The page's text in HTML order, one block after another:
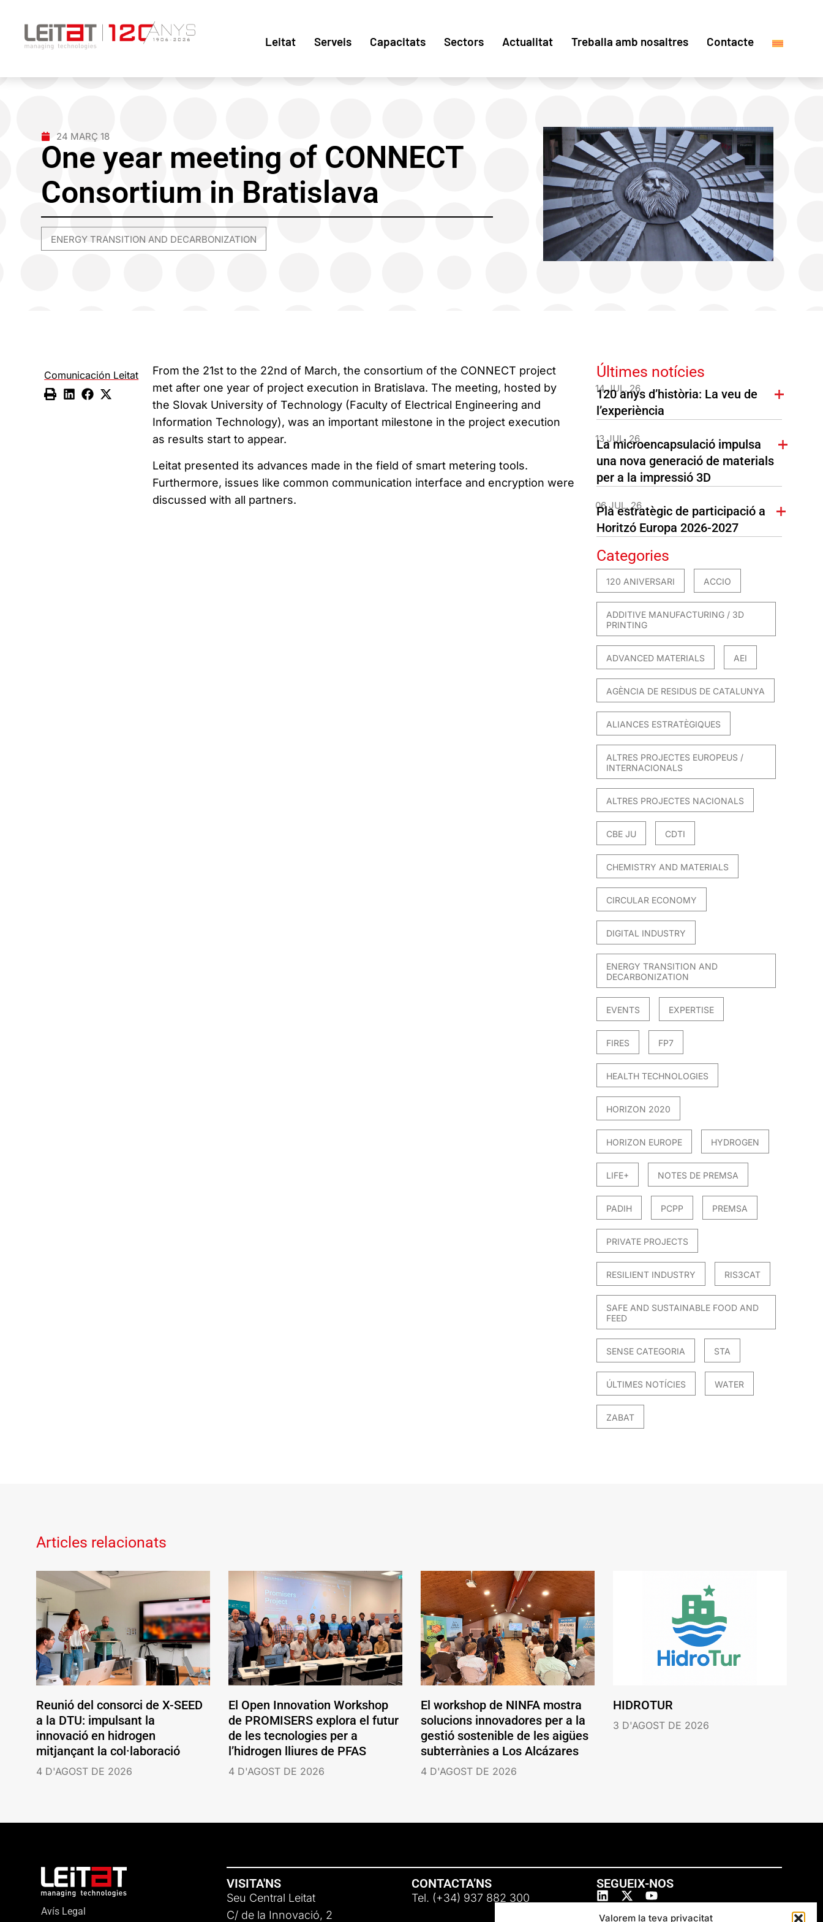
Valorem la teva privacitat
Leitat Serveis Capacitats Sectors Actualitat Treballa amb nosaltres Contacte
24 MARÇ 18
One year meeting of CONNECT
Consortium in Bratislava
ENERGY TRANSITION AND DECARBONIZATION
Comunicación Leitat
From the 21st to the 22nd of March, the consortium of the CONNECT project
met after one year of project execution in Bratislava. The meeting, hosted by
the Slovak University of Technology (Faculty of Electrical Engineering and
Information Technology), was an important milestone in the project execution
as results start to appear.
Leitat presented its advances made in the field of smart metering tools.
Furthermore, issues like common communication interface and encryption were
discussed with all partners.
Últimes notícies
14 JUL. 26
120 anys d’història: La veu de
l’experiència
13 JUL. 26
La microencapsulació impulsa
una nova generació de materials
per a la impressió 3D
06 JUL. 26
Pla estratègic de participació a
Horitzó Europa 2026-2027
Categories
120 ANIVERSARI ACCIO
ADDITIVE MANUFACTURING / 3D
PRINTING
ADVANCED MATERIALS AEI
AGÈNCIA DE RESIDUS DE CATALUNYA
ALIANCES ESTRATÈGIQUES
ALTRES PROJECTES EUROPEUS /
INTERNACIONALS
ALTRES PROJECTES NACIONALS
CBE JU CDTI
CHEMISTRY AND MATERIALS
CIRCULAR ECONOMY
DIGITAL INDUSTRY
ENERGY TRANSITION AND
DECARBONIZATION
EVENTS EXPERTISE
FIRES FP7
HEALTH TECHNOLOGIES
HORIZON 2020
HORIZON EUROPE HYDROGEN
LIFE+ NOTES DE PREMSA
PADIH PCPP PREMSA
PRIVATE PROJECTS
RESILIENT INDUSTRY RIS3CAT
SAFE AND SUSTAINABLE FOOD AND
FEED
SENSE CATEGORIA STA
ÚLTIMES NOTÍCIES WATER
ZABAT
Articles relacionats
Reunió del consorci de X-SEED
a la DTU: impulsant la
innovació en hidrogen
mitjançant la col·laboració
4 D'AGOST DE 2026
El Open Innovation Workshop
de PROMISERS explora el futur
de les tecnologies per a
l’hidrogen lliures de PFAS
4 D'AGOST DE 2026
El workshop de NINFA mostra
solucions innovadores per a la
gestió sostenible de les aigües
subterrànies a Los Alcázares
4 D'AGOST DE 2026
HIDROTUR
3 D'AGOST DE 2026
Avís Legal
VISITA'NS
Seu Central Leitat
C/ de la Innovació, 2
CONTACTA’NS
Tel. (+34) 937 882 300
SEGUEIX-NOS